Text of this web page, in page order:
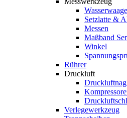
Setzlatte &
Messen
Maßband
Winkel
Rührer
Druckluft
Verlegewerkzeug